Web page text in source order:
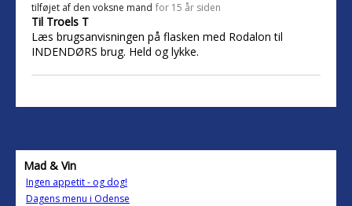
tilføjet af den voksne mand for 15 år siden
Til Troels T
Læs brugsanvisningen på flasken med Rodalon til
INDENDØRS brug. Held og lykke.
Mad & Vin
Ingen appetit - og dog!
Dagens menu i Odense